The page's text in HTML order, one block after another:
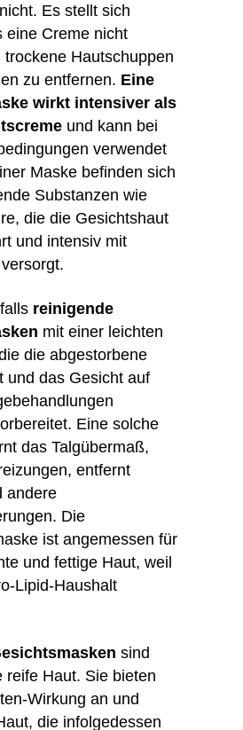
Es stellt sich
eine Creme nicht
trockene Hautschuppen
zu entfernen. Eine
wirkt intensiver als
und kann bei
verwendet
Maske befinden sich
Substanzen wie
die die Gesichtshaut
und intensiv mit
reinigende
mit einer leichten
die abgestorbene
und das Gesicht auf
Eine solche
das Talgübermaß,
entfernt
andere
Die
ist angemessen für
und fettige Haut, weil
Lipid-Haushalt
sind
reife Haut. Sie bieten
Wirkung an und
die infolgedessen